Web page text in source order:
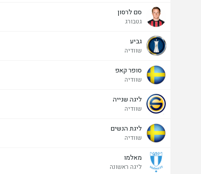
סם לרסון
גטבורג
גביע
שוודיה
סופר קאפ
שוודיה
ליגה שנייה
שוודיה
ליגת הנשים
שוודיה
מאלמו
ליגה ראשונה